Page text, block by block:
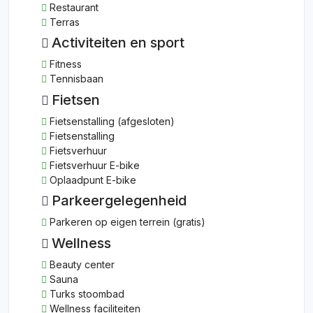
Restaurant
Terras
Activiteiten en sport
Fitness
Tennisbaan
Fietsen
Fietsenstalling (afgesloten)
Fietsenstalling
Fietsverhuur
Fietsverhuur E-bike
Oplaadpunt E-bike
Parkeergelegenheid
Parkeren op eigen terrein (gratis)
Wellness
Beauty center
Sauna
Turks stoombad
Wellness faciliteiten